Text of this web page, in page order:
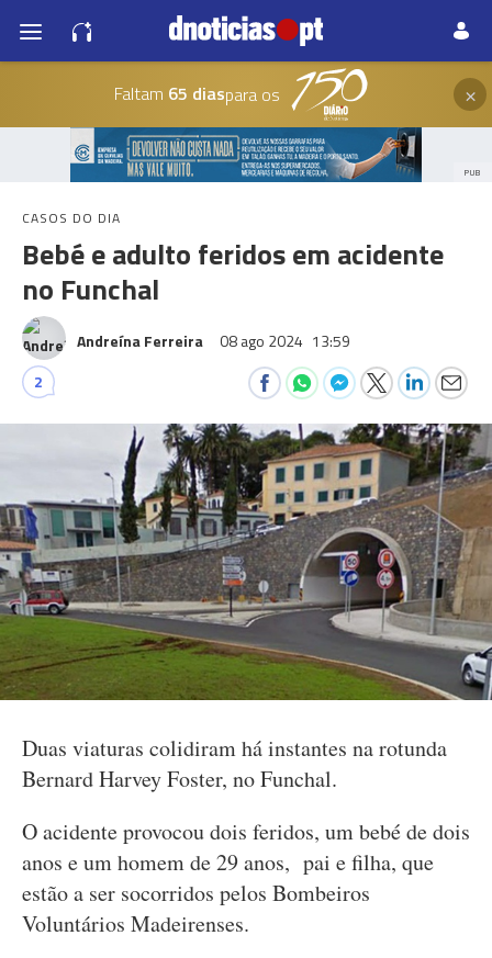
Faltam 65 diaspara os ×
PUB
CASOS DO DIA
Bebé e adulto feridos em acidente
no Funchal
Andreína Ferreira 08 ago 2024 13:59
2
Duas viaturas colidiram há instantes na rotunda
Bernard Harvey Foster, no Funchal.
O acidente provocou dois feridos, um bebé de dois
anos e um homem de 29 anos, pai e filha, que
estão a ser socorridos pelos Bombeiros
Voluntários Madeirenses.